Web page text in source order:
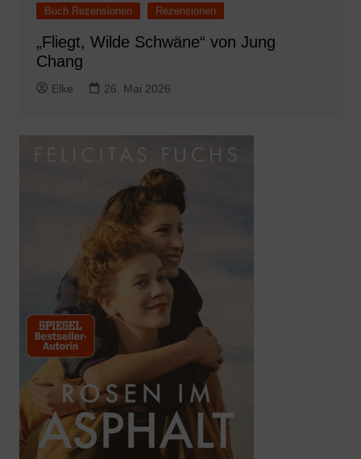
Buch Rezensionen Rezensionen
„Fliegt, Wilde Schwäne“ von Jung
Chang
Elke 26. Mai 2026